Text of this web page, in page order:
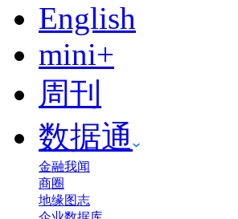
English
mini+
周刊
数据通
金融我闻
商圈
地缘图志